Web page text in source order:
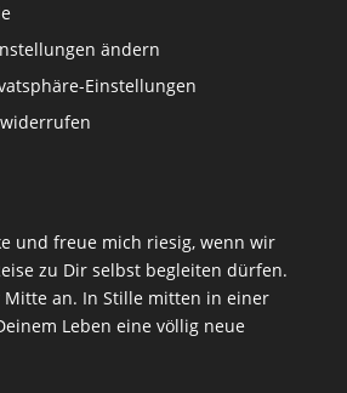
ändern
Einstellungen
und freue mich riesig, wenn wir
zu Dir selbst begleiten dürfen.
Mitte an. In Stille mitten in einer
Leben eine völlig neue